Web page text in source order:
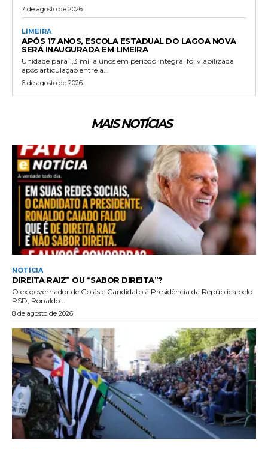
7 de agosto de 2026
LIMEIRA
APÓS 17 ANOS, ESCOLA ESTADUAL DO LAGOA NOVA
SERÁ INAUGURADA EM LIMEIRA
Unidade para 1,3 mil alunos em período integral foi viabilizada
após articulação entre a...
6 de agosto de 2026
MAIS NOTÍCIAS
NOTÍCIA
DIREITA RAIZ” OU “SABOR DIREITA”?
O ex governador de Goiás e Candidato à Presidência da República pelo
PSD, Ronaldo...
8 de agosto de 2026